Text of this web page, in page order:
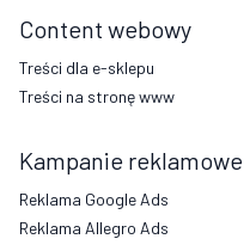
Content webowy
Treści dla e-sklepu
Treści na stronę www
Kampanie reklamowe
Reklama Google Ads
Reklama Allegro Ads